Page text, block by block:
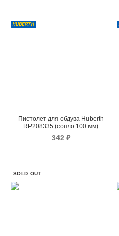
Пистолет для обдува Huberth
RP208335 (сопло 100 мм)
342 ₽
SOLD OUT